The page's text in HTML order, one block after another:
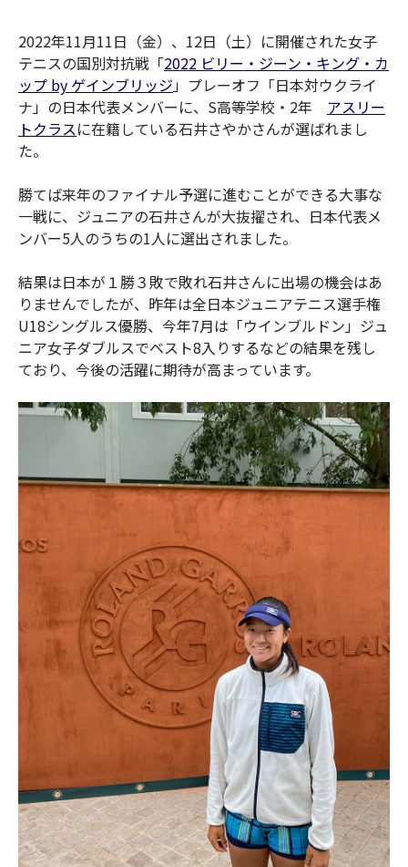
2022年11月11日（金）、12日（土）に開催された女子
テニスの国別対抗戦「2022 ビリー・ジーン・キング・カ
ップ by ゲインブリッジ」プレーオフ「日本対ウクライ
ナ」の日本代表メンバーに、S高等学校・ 2年
アスリー
トクラスに在籍している石井さやかさんが選ばれまし
た。
勝てば来年のファイナル予選に進むことができる大事な
一戦に、ジュニアの石井さんが大抜擢され、日本代表メ
ンバー5人のうちの1人に選出されました。
結果は日本が１勝３敗で敗れ石井さんに出場の機会はあ
りませんでしたが、昨年は全日本ジュニアテニス選手権
U18シングルス優勝、今年7月は「ウインブルドン」ジュ
ニア女子ダブルスでベスト8入りするなどの結果を残し
ており、 今後の活躍に期待が高まっています。